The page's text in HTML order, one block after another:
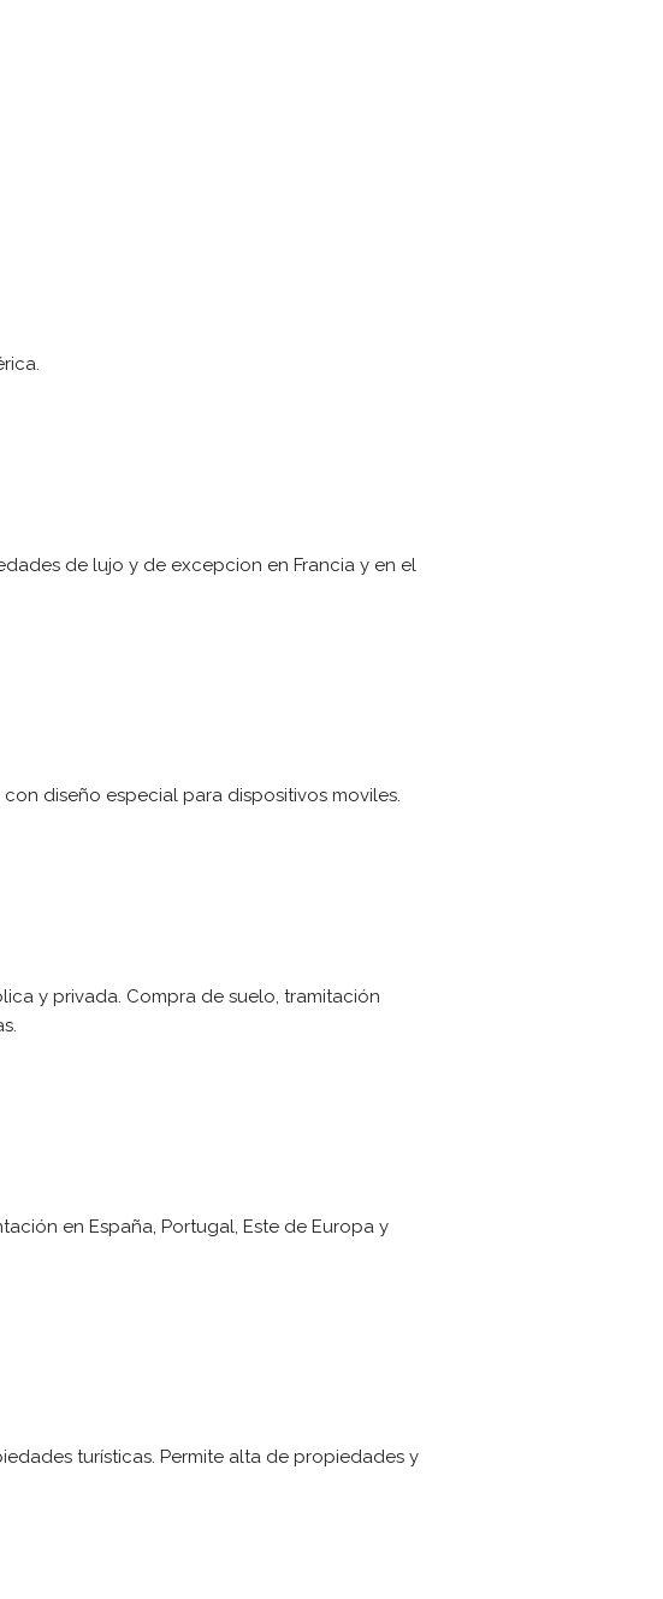
de lujo y de excepcion en Francia y en el
diseño especial para dispositivos moviles.
y privada. Compra de suelo, tramitación
en España, Portugal, Este de Europa y
turísticas. Permite alta de propiedades y